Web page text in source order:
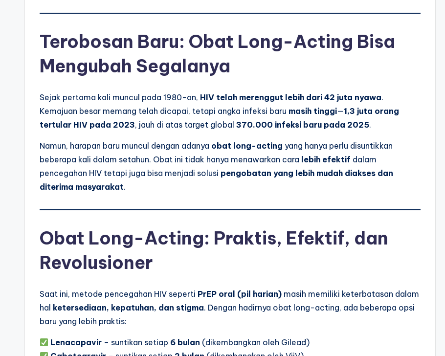
Terobosan Baru: Obat Long-Acting Bisa
Mengubah Segalanya
Sejak pertama kali muncul pada 1980-an, HIV telah merenggut lebih dari 42 juta nyawa.
Kemajuan besar memang telah dicapai, tetapi angka infeksi baru masih tinggi—1,3 juta orang
tertular HIV pada 2023, jauh di atas target global 370.000 infeksi baru pada 2025.
Namun, harapan baru muncul dengan adanya obat long-acting yang hanya perlu disuntikkan
beberapa kali dalam setahun. Obat ini tidak hanya menawarkan cara lebih efektif dalam
pencegahan HIV tetapi juga bisa menjadi solusi pengobatan yang lebih mudah diakses dan
diterima masyarakat.
Obat Long-Acting: Praktis, Efektif, dan
Revolusioner
Saat ini, metode pencegahan HIV seperti PrEP oral (pil harian) masih memiliki keterbatasan dalam
hal ketersediaan, kepatuhan, dan stigma. Dengan hadirnya obat long-acting, ada beberapa opsi
baru yang lebih praktis:
Lenacapavir – suntikan setiap 6 bulan (dikembangkan oleh Gilead)